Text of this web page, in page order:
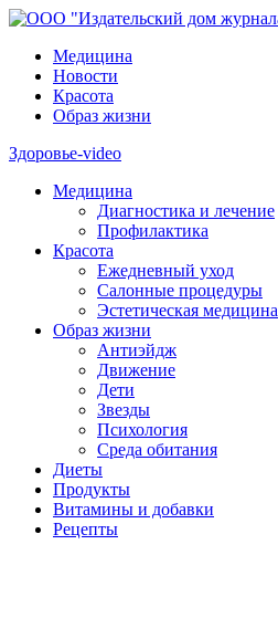
Медицина
Новости
Красота
Образ жизни
Здоровье-video
Медицина
Диагностика и лечение
Профилактика
Красота
Ежедневный уход
Салонные процедуры
Эстетическая медицина
Образ жизни
Антиэйдж
Движение
Дети
Звезды
Психология
Среда обитания
Диеты
Продукты
Витамины и добавки
Рецепты